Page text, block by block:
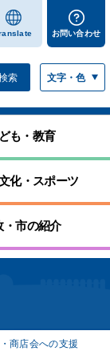
お問い合わせ
索 文字・色
も・教育
化・スポーツ
・市の紹介
商店会への支援